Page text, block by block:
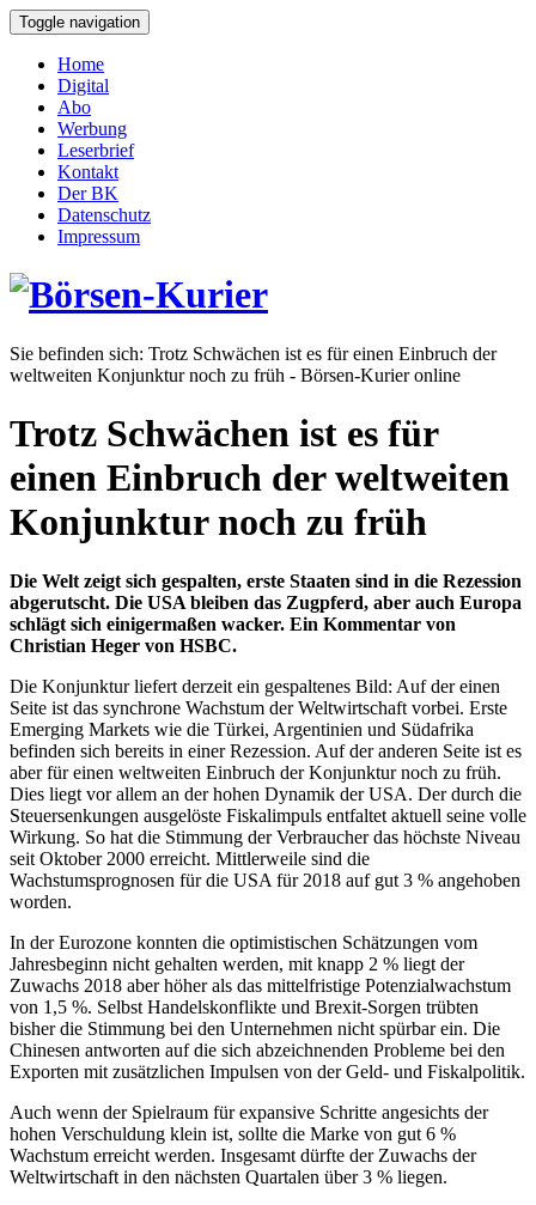
Toggle navigation
Home
Digital
Abo
Werbung
Leserbrief
Kontakt
Der BK
Datenschutz
Impressum
Sie befinden sich: Trotz Schwächen ist es für einen Einbruch der
weltweiten Konjunktur noch zu früh - Börsen-Kurier online
Trotz Schwächen ist es für
einen Einbruch der weltweiten
Konjunktur noch zu früh
Die Welt zeigt sich gespalten, erste Staaten sind in die Rezession
abgerutscht. Die USA bleiben das Zugpferd, aber auch Europa
schlägt sich einigermaßen wacker. Ein Kommentar von
Christian Heger von HSBC.
Die Konjunktur liefert derzeit ein gespaltenes Bild: Auf der einen
Seite ist das synchrone Wachstum der Weltwirtschaft vorbei. Erste
Emerging Markets wie die Türkei, Argentinien und Südafrika
befinden sich bereits in einer Rezession. Auf der anderen Seite ist es
aber für einen weltweiten Einbruch der Konjunktur noch zu früh.
Dies liegt vor allem an der hohen Dynamik der USA. Der durch die
Steuersenkungen ausgelöste Fiskalimpuls entfaltet aktuell seine volle
Wirkung. So hat die Stimmung der Verbraucher das höchste Niveau
seit Oktober 2000 erreicht. Mittlerweile sind die
Wachstumsprognosen für die USA für 2018 auf gut 3 % angehoben
worden.
In der Eurozone konnten die optimistischen Schätzungen vom
Jahresbeginn nicht gehalten werden, mit knapp 2 % liegt der
Zuwachs 2018 aber höher als das mittelfristige Potenzialwachstum
von 1,5 %. Selbst Handelskonflikte und Brexit-Sorgen trübten
bisher die Stimmung bei den Unternehmen nicht spürbar ein. Die
Chinesen antworten auf die sich abzeichnenden Probleme bei den
Exporten mit zusätzlichen Impulsen von der Geld- und Fiskalpolitik.
Auch wenn der Spielraum für expansive Schritte angesichts der
hohen Verschuldung klein ist, sollte die Marke von gut 6 %
Wachstum erreicht werden. Insgesamt dürfte der Zuwachs der
Weltwirtschaft in den nächsten Quartalen über 3 % liegen.